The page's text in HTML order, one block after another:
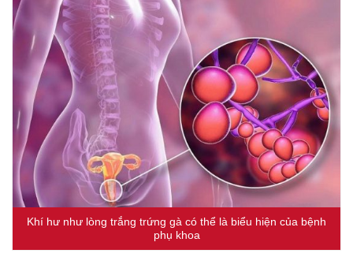
Khí hư như lòng trắng trứng gà có thể là biểu hiện của bệnh
phụ khoa